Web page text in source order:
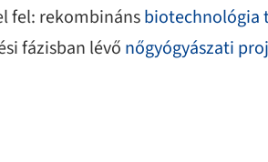
fel: rekombinánsbiotechnológia
fázisban lévő nőgyógyászati